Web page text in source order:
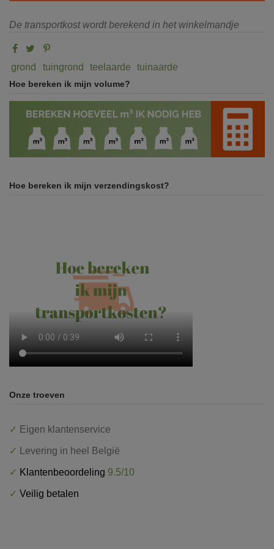
De transportkost wordt berekend in het winkelmandje
grond tuingrond teelaarde tuinaarde
Hoe bereken ik mijn volume?
Hoe bereken ik mijn verzendingskost?
Onze troeven
✓ Eigen klantenservice
✓ Levering in heel België
✓ Klantenbeoordeling 9.5/10
✓ Veilig betalen